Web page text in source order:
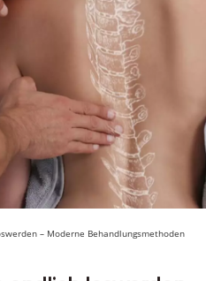
– Moderne Behandlungsmethoden